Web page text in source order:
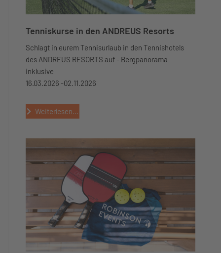
Tenniskurse in den ANDREUS Resorts
Schlagt in eurem Tennisurlaub in den Tennishotels
des ANDREUS RESORTS auf - Bergpanorama
inklusive
16.03.2026 -02.11.2026
Weiterlesen...